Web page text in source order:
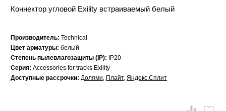
Коннектор угловой Exility встраиваемый белый
Производитель: Technical
Цвет арматуры: белый
Степень пылевлагозащиты (IP):
IP20
Серия: Accessories for tracks Exility
Доступные рассрочки: Долями, Плайт, Яндекс.Сплит